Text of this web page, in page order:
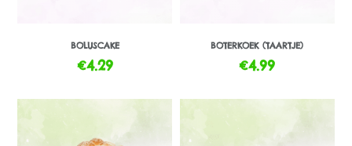
BOLUSCAKE
€4.29
BOTERKOEK (TAARTJE)
€4.99